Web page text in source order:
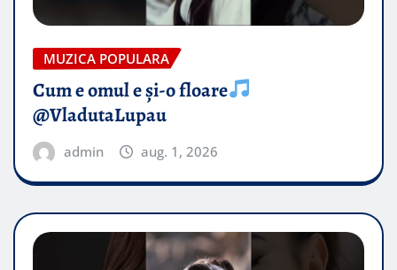
MUZICA POPULARA
Cum e omul e și-o floare
@VladutaLupau
admin aug. 1, 2026